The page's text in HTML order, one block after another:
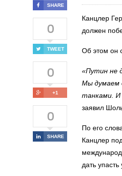
SHARE
0
TWEET
0
+1
0
SHARE
Канцлер
должен
Об этом он
«Путин не
Мы думаем
танками. И
заявил
По его
Канцлер
дать